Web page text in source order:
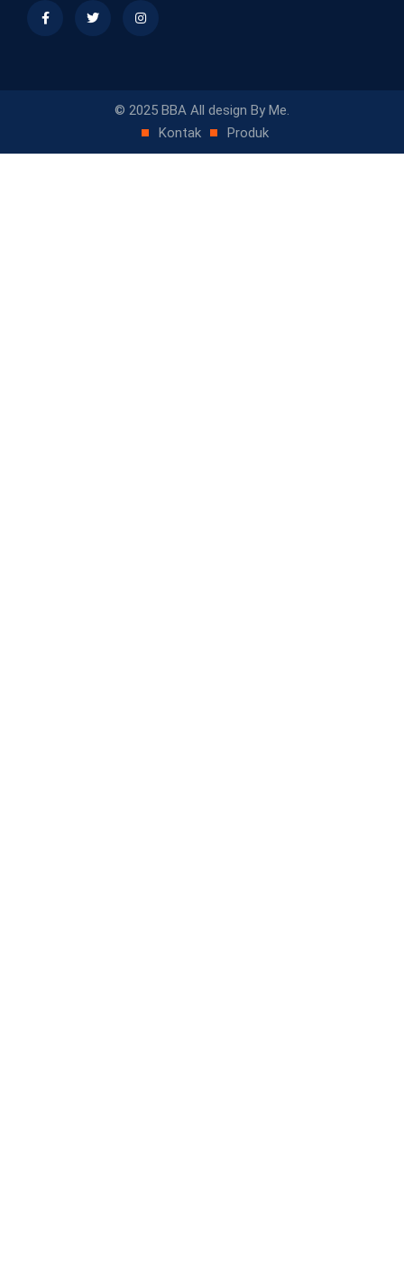
© 2025 BBA All design By Me.
Kontak
Produk